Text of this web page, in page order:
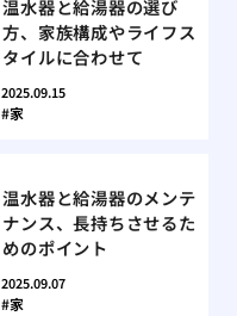
温水器と給湯器の選び
方、家族構成やライフス
タイルに合わせて
2025.09.15
家
温水器と給湯器のメンテ
ナンス、長持ちさせるた
めのポイント
2025.09.07
家